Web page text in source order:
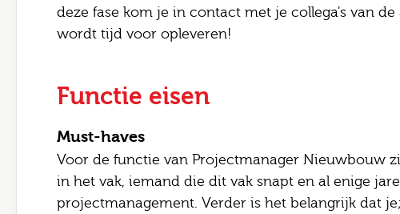
deze fase kom je in contact met je collega's van
wordt tijd voor opleveren!
Functie eisen
Must-haves
Voor de functie van Projectmanager Nieuwbouw
in het vak, iemand die dit vak snapt en al enige
projectmanagement. Verder is het belangrijk dat je;
Ik ga